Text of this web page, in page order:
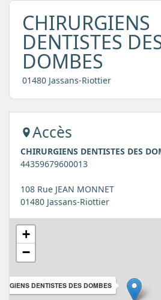
CHIRURGIENS
DENTISTES
DOMBES
01480 Jassans-Riottier
Accès
CHIRURGIENS DENTISTES DES
44359679600013
108 Rue JEAN MONNET
01480 Jassans-Riottier
DENTISTES DES DOMBES
+
−